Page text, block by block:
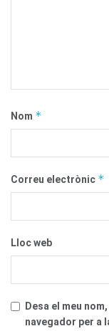
Nom *
Correu electrònic *
Lloc web
Desa el meu
navegador per a